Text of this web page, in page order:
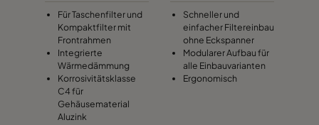
Für Taschenfilter und
Kompaktfilter mit
Frontrahmen
Integrierte
Wärmedämmung
Korrosivitätsklasse
C4 für
Gehäusematerial
Aluzink
Schneller und
einfacher Filtereinbau
ohne Eckspanner
Modularer Aufbau für
alle Einbauvarianten
Ergonomisch